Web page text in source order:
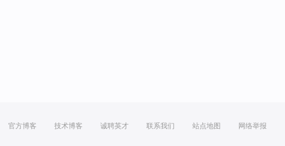
官方博客 技术博客 诚聘英才 联系我们 站点地图 网络举报